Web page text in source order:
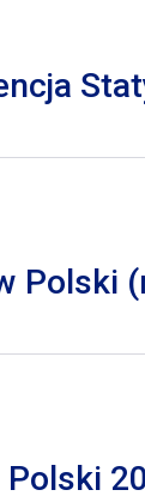
Polski
Polski